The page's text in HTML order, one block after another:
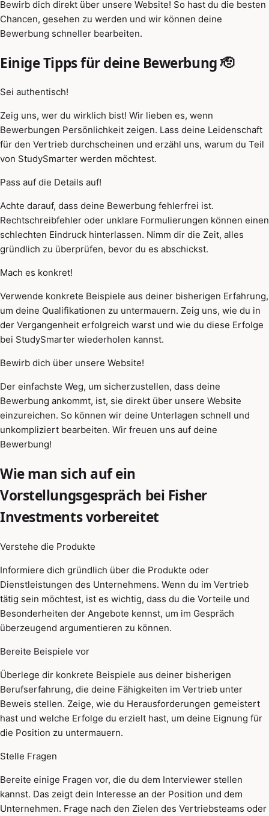
Bewirb dich direkt über unsere Website! So hast du die besten
Chancen, gesehen zu werden und wir können deine
Bewerbung schneller bearbeiten.
Einige Tipps für deine Bewerbung 🫡
Sei authentisch!
Zeig uns, wer du wirklich bist! Wir lieben es, wenn
Bewerbungen Persönlichkeit zeigen. Lass deine Leidenschaft
für den Vertrieb durchscheinen und erzähl uns, warum du Teil
von StudySmarter werden möchtest.
Pass auf die Details auf!
Achte darauf, dass deine Bewerbung fehlerfrei ist.
Rechtschreibfehler oder unklare Formulierungen können einen
schlechten Eindruck hinterlassen. Nimm dir die Zeit, alles
gründlich zu überprüfen, bevor du es abschickst.
Mach es konkret!
Verwende konkrete Beispiele aus deiner bisherigen Erfahrung,
um deine Qualifikationen zu untermauern. Zeig uns, wie du in
der Vergangenheit erfolgreich warst und wie du diese Erfolge
bei StudySmarter wiederholen kannst.
Bewirb dich über unsere Website!
Der einfachste Weg, um sicherzustellen, dass deine
Bewerbung ankommt, ist, sie direkt über unsere Website
einzureichen. So können wir deine Unterlagen schnell und
unkompliziert bearbeiten. Wir freuen uns auf deine
Bewerbung!
Wie man sich auf ein
Vorstellungsgespräch bei Fisher
Investments vorbereitet
Verstehe die Produkte
Informiere dich gründlich über die Produkte oder
Dienstleistungen des Unternehmens. Wenn du im Vertrieb
tätig sein möchtest, ist es wichtig, dass du die Vorteile und
Besonderheiten der Angebote kennst, um im Gespräch
überzeugend argumentieren zu können.
Bereite Beispiele vor
Überlege dir konkrete Beispiele aus deiner bisherigen
Berufserfahrung, die deine Fähigkeiten im Vertrieb unter
Beweis stellen. Zeige, wie du Herausforderungen gemeistert
hast und welche Erfolge du erzielt hast, um deine Eignung für
die Position zu untermauern.
Stelle Fragen
Bereite einige Fragen vor, die du dem Interviewer stellen
kannst. Das zeigt dein Interesse an der Position und dem
Unternehmen. Frage nach den Zielen des Vertriebsteams oder